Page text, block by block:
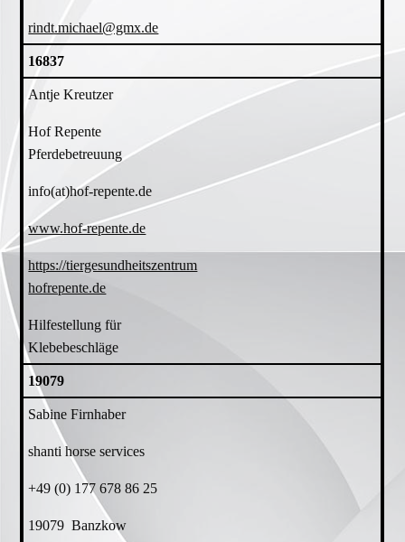
rindt.michael@gmx.de
16837
Antje Kreutzer
Hof Repente
Pferdebetreuung
info(at)hof-repente.de
www.hof-repente.de
https://tiergesundheitszentrum
hofrepente.de
Hilfestellung für
Klebebeschläge
19079
Sabine Firnhaber
shanti horse services
+49 (0) 177 678 86 25
19079 Banzkow